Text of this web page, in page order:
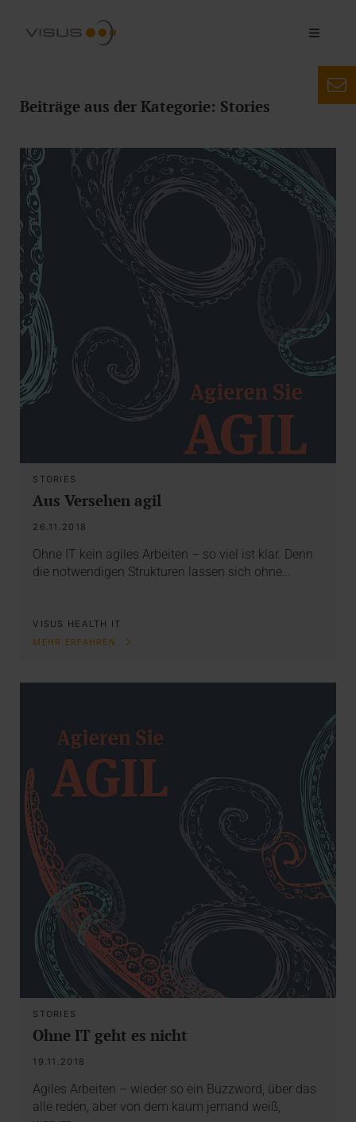
Beiträge aus der Kategorie: Stories
STORIES
Aus Versehen agil
26.11.2018
Ohne IT kein agiles Arbeiten – so viel ist klar. Denn
die notwendigen Strukturen lassen sich ohne…
VISUS HEALTH IT
MEHR ERFAHREN
STORIES
Ohne IT geht es nicht
19.11.2018
Agiles Arbeiten – wieder so ein Buzzword, über das
alle reden, aber von dem kaum jemand weiß,